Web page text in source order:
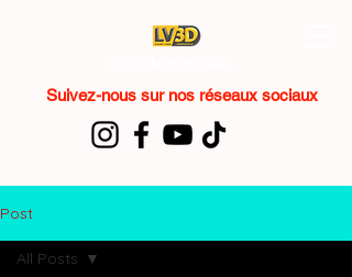
Suivez-nous sur nos réseaux sociaux
Post
All Posts